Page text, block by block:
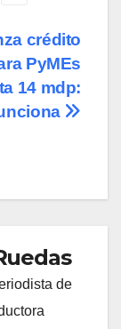
crédito
PyMEs
14 mdp:
de